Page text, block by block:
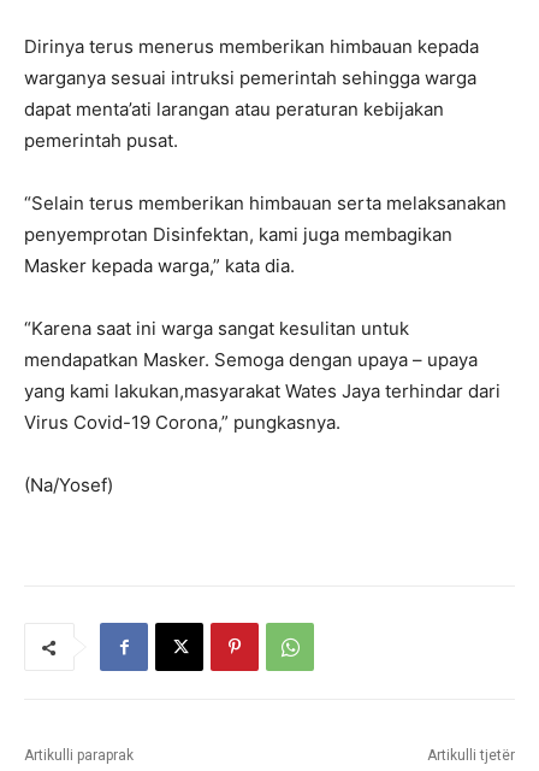
Dirinya terus menerus memberikan himbauan kepada
warganya sesuai intruksi pemerintah sehingga warga
dapat menta’ati larangan atau peraturan kebijakan
pemerintah pusat.
“Selain terus memberikan himbauan serta melaksanakan
penyemprotan Disinfektan, kami juga membagikan
Masker kepada warga,” kata dia.
“Karena saat ini warga sangat kesulitan untuk
mendapatkan Masker. Semoga dengan upaya – upaya
yang kami lakukan,masyarakat Wates Jaya terhindar dari
Virus Covid-19 Corona,” pungkasnya.
(Na/Yosef)
Artikulli paraprak Artikulli tjetër